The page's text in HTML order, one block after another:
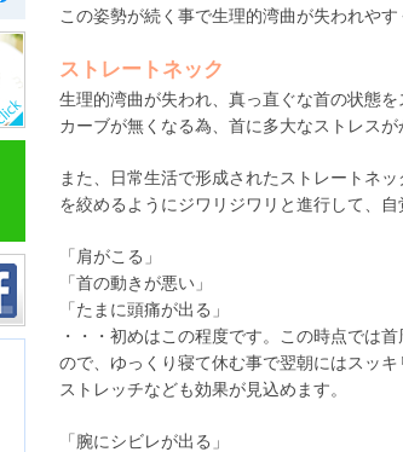
この姿勢が続く事で生理的湾曲が失われやす
ストレートネック
生理的湾曲が失われ、真っ直ぐな首の状態を
カーブが無くなる為、首に多大なストレスが
また、日常生活で形成されたストレートネ
を絞めるようにジワリジワリと進行して、自
「肩がこる」
「首の動きが悪い」
「たまに頭痛が出る」
・・・初めはこの程度です。この時点では
ので、ゆっくり寝て休む事で翌朝にはスッキ
ストレッチなども効果が見込めます。
「腕にシビレが出る」